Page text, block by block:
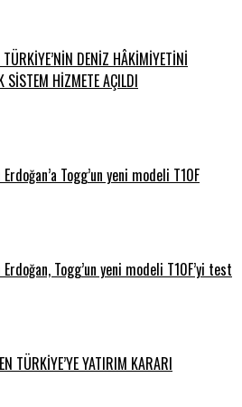
TÜRKİYE’NİN DENİZ HÂKİMİYETİNİ
SİSTEM HİZMETE AÇILDI
Togg’un yeni modeli T10F
Erdoğan, Togg’un yeni modeli T10F’yi test
TÜRKİYE’YE YATIRIM KARARI